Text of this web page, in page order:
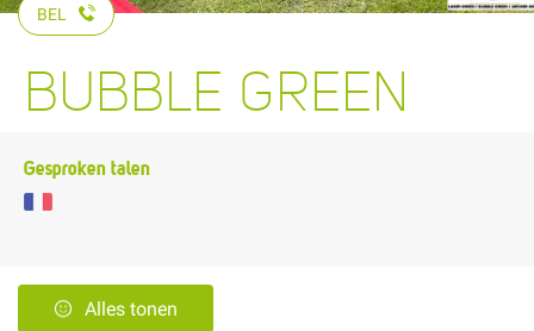
BEL
BUBBLE GREEN
Gesproken talen
Alles tonen